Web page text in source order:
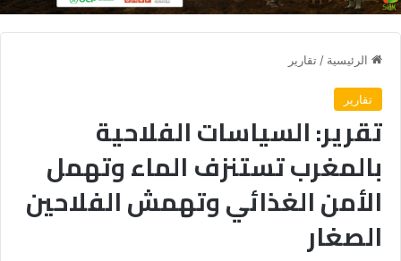
الرئيسية / تقارير
تقارير
تقرير: السياسات الفلاحية
بالمغرب تستنزف الماء وتهمل
الأمن الغذائي وتهمش الفلاحين
الصغار